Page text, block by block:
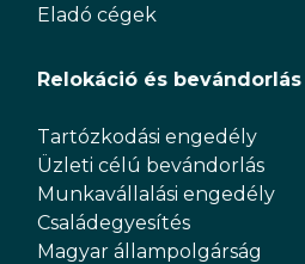
Eladó cégek
Relokáció és bevándorlás
Tartózkodási engedély
Üzleti célú bevándorlás
Munkavállalási engedély
Családegyesítés
Magyar állampolgárság